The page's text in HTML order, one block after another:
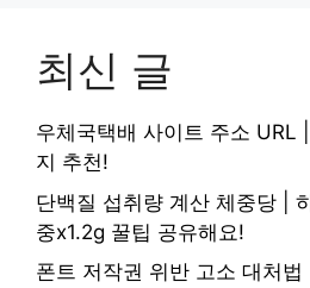
최신 글
우체국택배 사이트 주소 URL
지 추천!
단백질 섭취량 계산 체중당 |
중x1.2g 꿀팁 공유해요!
폰트 저작권 위반 고소 대처